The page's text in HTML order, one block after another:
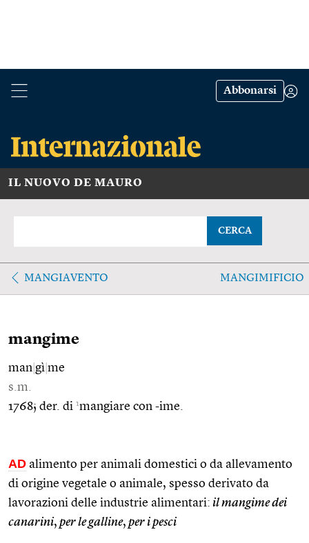
Abbonarsi
IL NUOVO DE MAURO
CERCA
MANGIAVENTO MANGIMIFICIO
mangime
man gì me
s.m.
1768; der. di 1mangiare con -ime.
AD alimento per animali domestici o da allevamento
di origine vegetale o animale, spesso derivato da
lavorazioni delle industrie alimentari: il mangime dei
canarini, per le galline, per i pesci